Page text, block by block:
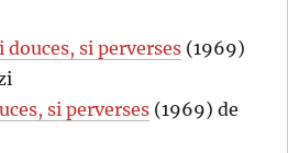
douces, si perverses (1969)
si perverses (1969) de